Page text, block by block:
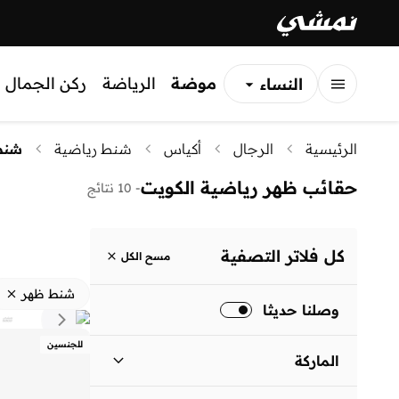
النساء
الأطفال
موضة الرياضة ركن الجمال
الرئيسية الرجال أكياس شنط رياضية
حقائب ظهر رياضية الكويت- 10 نتائج
كل فلاتر التصفية مسح الكل
وصلنا حديثا
الماركة
شنط ظهر
للجنسين